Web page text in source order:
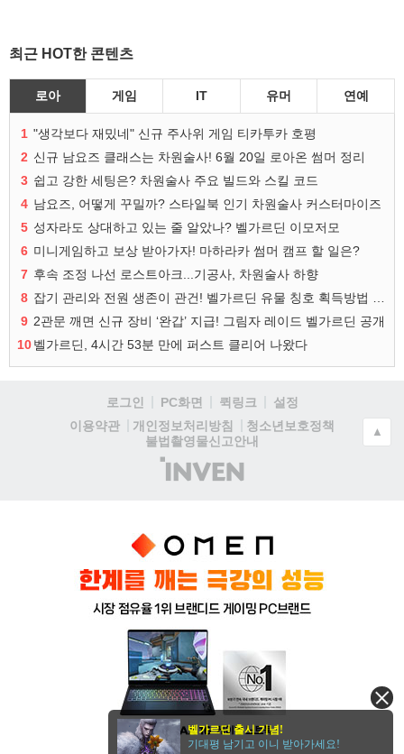
최근 HOT한 콘텐츠
로아 게임 IT 유머 연예
1 "생각보다 재밌네" 신규 주사위 게임 티카투카 호평
2 신규 남요즈 클래스는 차원술사! 6월 20일 로아온 썸머 정리
3 쉽고 강한 세팅은? 차원술사 주요 빌드와 스킬 코드
4 남요즈, 어떻게 꾸밀까? 스타일북 인기 차원술사 커스터마이즈
5 성자라도 상대하고 있는 줄 알았나? 벨가르딘 이모저모
6 미니게임하고 보상 받아가자! 마하라카 썸머 캠프 할 일은?
7 후속 조정 나선 로스트아크...기공사, 차원술사 하향
8
9 2관문 깨면 신규 장비 ‘완갑’ 지급! 그림자 레이드 벨가르딘 공개
10벨가르딘, 4시간 53분 만에 퍼스트 클리어 나왔다
로그인 PC화면 퀵링크
설정
이용약관
개인정보처리방침
청소년보호정책
불법촬영물신고안내
(주)
인
▲
벨가르딘 출시 기념!
기대평 남기고 이니 받아가세요!